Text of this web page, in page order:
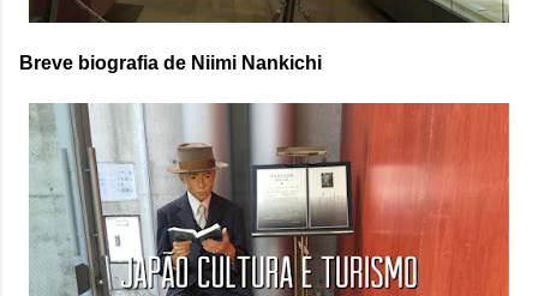
Breve biografia de Niimi Nankichi